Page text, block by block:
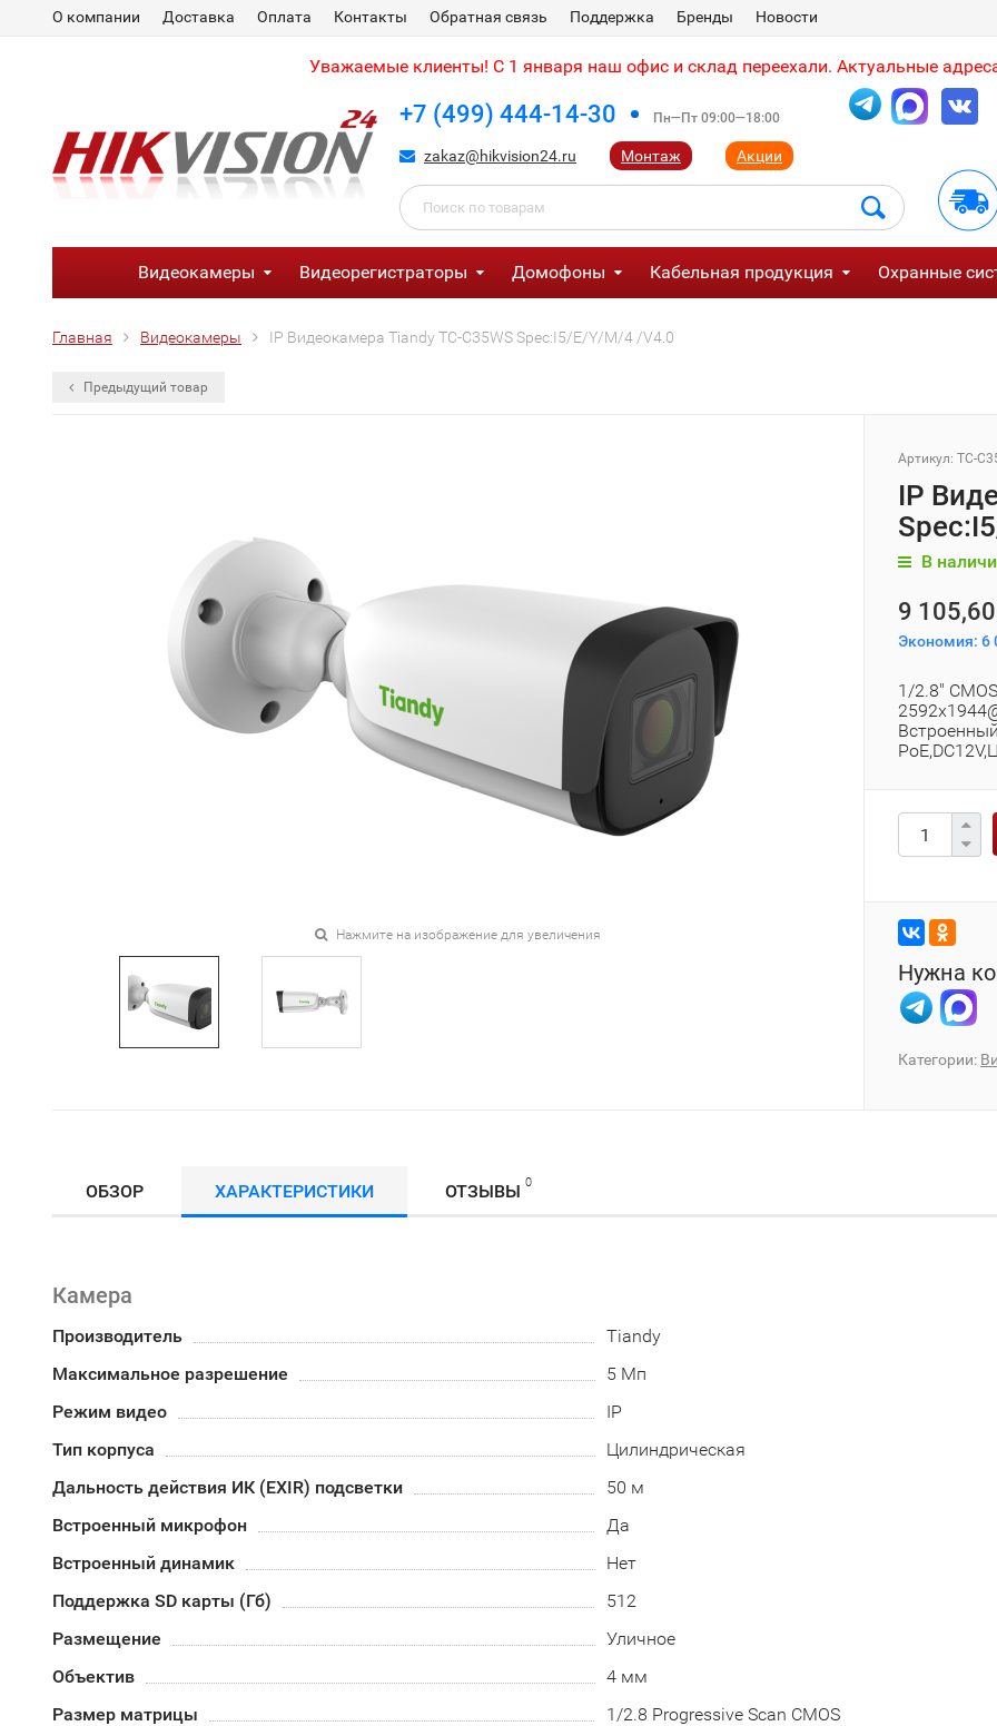
О компании Доставка Оплата Контакты Обратная связь Поддержка Бренды Новости
Уважаемые клиенты! С 1 января наш офис и склад переехали. Актуальные
+7 (499) 444-14-30 Пн—Пт 09:00—18:00
zakaz@hikvision24.ru Монтаж Акции
Видеокамеры Видеорегистраторы Домофоны Кабельная продукция Охранные
Главная Видеокамеры IP Видеокамера Tiandy TC-C35WS Spec:I5/E/Y/M/4 /V4.0
Предыдущий товар
Нажмите на изображение для увеличения
Артикул: TC-
IP
В
9
Экономия: 6
1/2.8"
Нужна
Категории:
ОБЗОР ХАРАКТЕРИСТИКИ ОТЗЫВЫ 0
Камера
Производитель
Tiandy
Максимальное разрешение
5 Мп
Режим видео
IP
Тип корпуса
Цилиндрическая
Дальность действия ИК (EXIR) подсветки
50 м
Встроенный микрофон
Да
Встроенный динамик
Нет
Поддержка SD карты (Гб)
512
Размещение
Уличное
Объектив
4 мм
Размер матрицы
1/2.8 Progressive Scan CMOS